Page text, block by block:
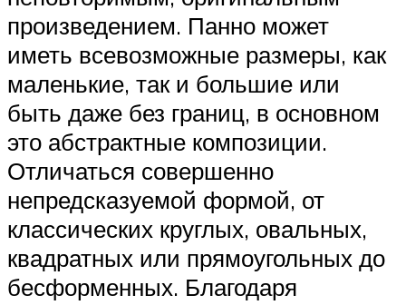
произведением. Панно может
иметь всевозможные размеры, как
маленькие, так и большие или
быть даже без границ, в основном
это абстрактные композиции.
Отличаться совершенно
непредсказуемой формой, от
классических круглых, овальных,
квадратных или прямоугольных до
бесформенных. Благодаря